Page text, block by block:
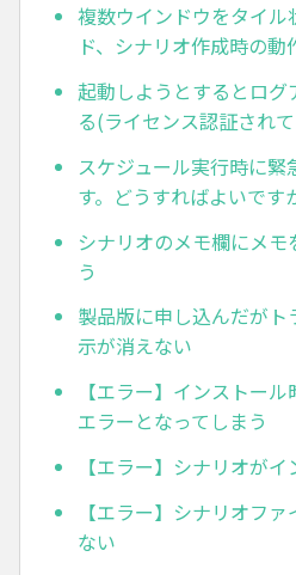
複数ウインドウをタイル
ド、シナリオ作成時の
起動しようとするとロ
る(ライセンス認証され
スケジュール実行時に
す。どうすればよいです
シナリオのメモ欄にメ
う
製品版に申し込んだが
示が消えない
【エラー】インストー
エラーとなってしまう
【エラー】シナリオが
【エラー】シナリオフ
ない